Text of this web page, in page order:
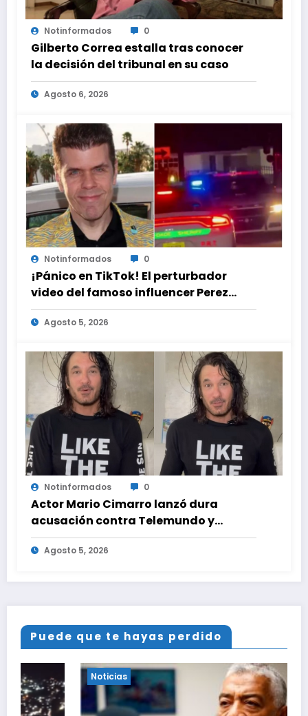
Notinformados 0
Gilberto Correa estalla tras conocer
la decisión del tribunal en su caso
Agosto 6, 2026
Notinformados 0
¡Pánico en TikTok! El perturbador
video del famoso influencer Perez
Hilton que obligó a sus fans a pedir
ayuda médica
Agosto 5, 2026
Notinformados 0
Actor Mario Cimarro lanzó dura
acusación contra Telemundo y
advirtió que lo que hacen en su contra
es ilegal en EEUU
Agosto 5, 2026
Puede que te hayas perdido
Noticias